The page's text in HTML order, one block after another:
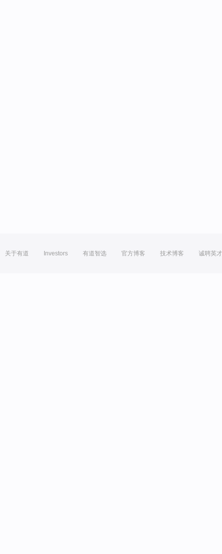
关于有道 Investors 有道智选 官方博客 技术博客 诚聘英才